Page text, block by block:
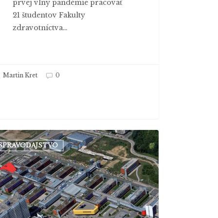
prvej vlny pandémie pracovať
21 študentov Fakulty
zdravotníctva…
Martin Kret 0